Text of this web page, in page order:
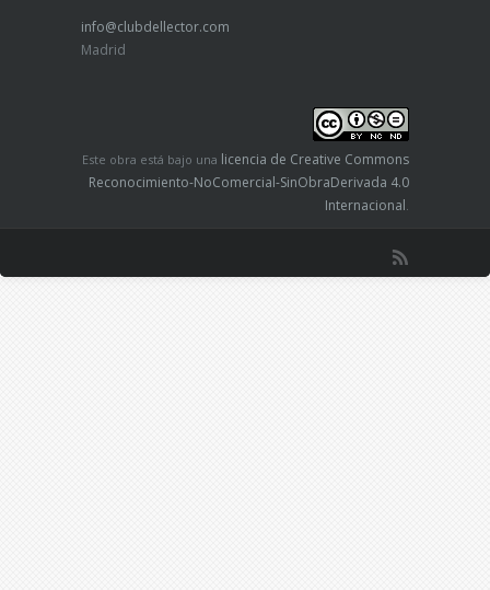
info@clubdellector.com
Madrid
Este obra está bajo una licencia de Creative Commons
Reconocimiento-NoComercial-SinObraDerivada 4.0
Internacional